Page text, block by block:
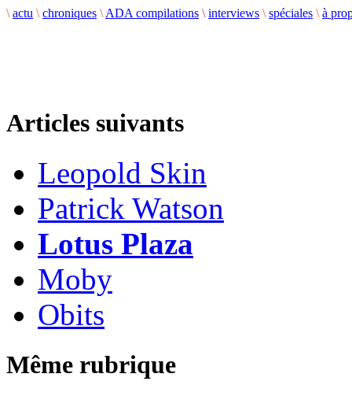
\ actu \ chroniques \ ADA compilations \ interviews \ spéciales \ à
Articles suivants
Leopold Skin
Patrick Watson
Lotus Plaza
Moby
Obits
Même rubrique